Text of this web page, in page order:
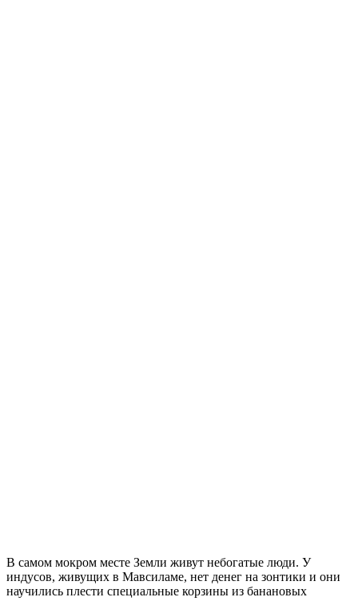
В самом мокром месте Земли живут небогатые люди. У
индусов, живущих в Мавсиламе, нет денег на зонтики и они
научились плести специальные корзины из банановых